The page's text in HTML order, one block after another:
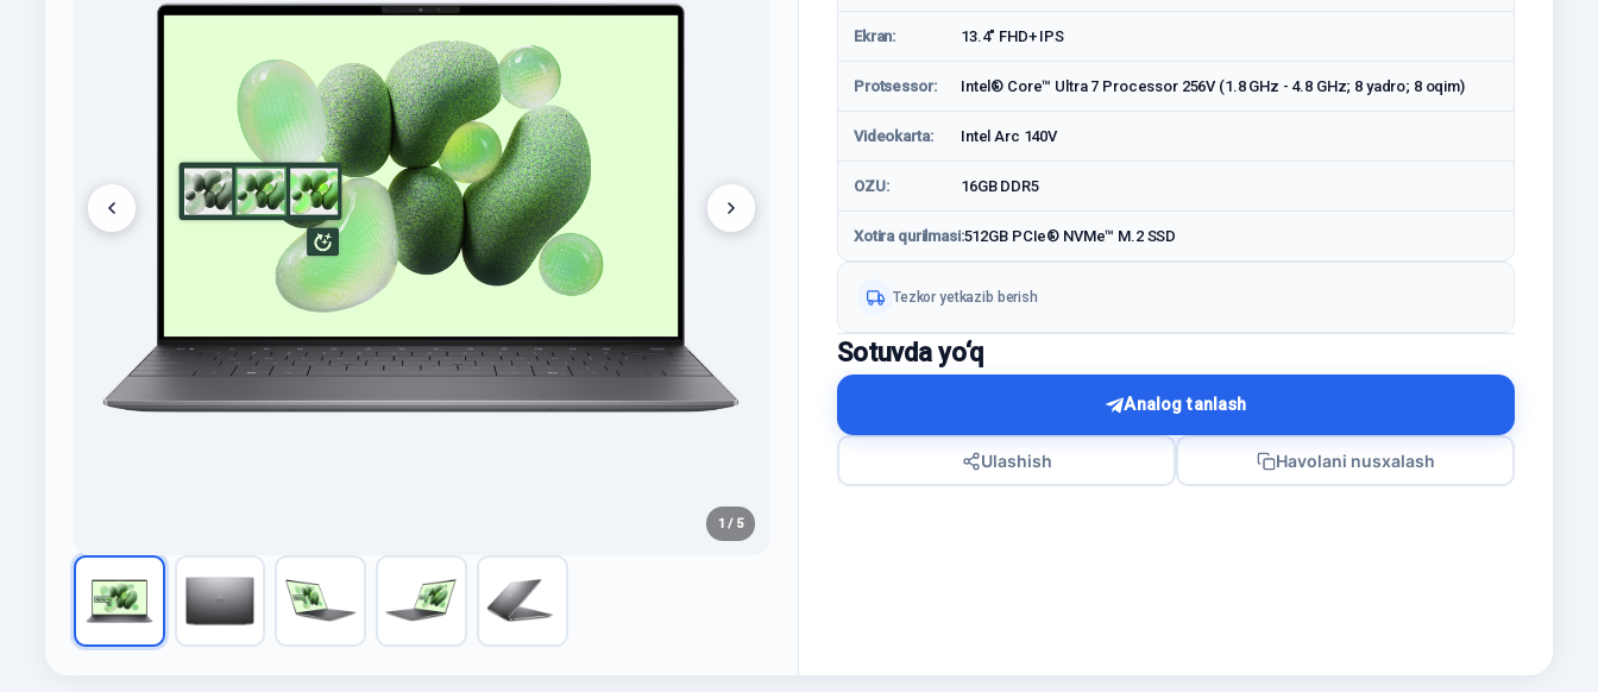
1 / 5
Ekran: 13.4" FHD+ IPS
Protsessor: Intel® Core™ Ultra 7 Processor 256V (1.8 GHz - 4.8 GHz; 8 yadro; 8 oqim)
Videokarta: Intel Arc 140V
OZU: 16GB DDR5
Xotira qurilmasi:512GB PCIe® NVMe™ M.2 SSD
Tezkor yetkazib berish
Sotuvda yo‘q
Analog tanlash
Ulashish Havolani nusxalash